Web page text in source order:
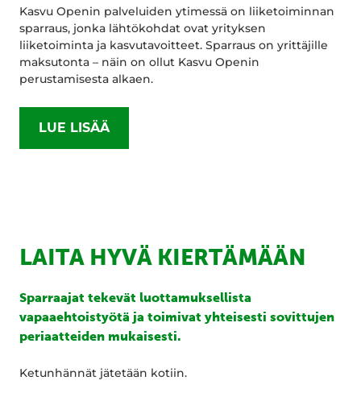
Kasvu Openin palveluiden ytimessä on liiketoiminnan
sparraus, jonka lähtökohdat ovat yrityksen
liiketoiminta ja kasvutavoitteet. Sparraus on yrittäjille
maksutonta – näin on ollut Kasvu Openin
perustamisesta alkaen.
LUE LISÄÄ
LAITA HYVÄ KIERTÄMÄÄN
Sparraajat tekevät luottamuksellista
vapaaehtoistyötä ja toimivat yhteisesti sovittujen
periaatteiden mukaisesti.
Ketunhännät jätetään kotiin.